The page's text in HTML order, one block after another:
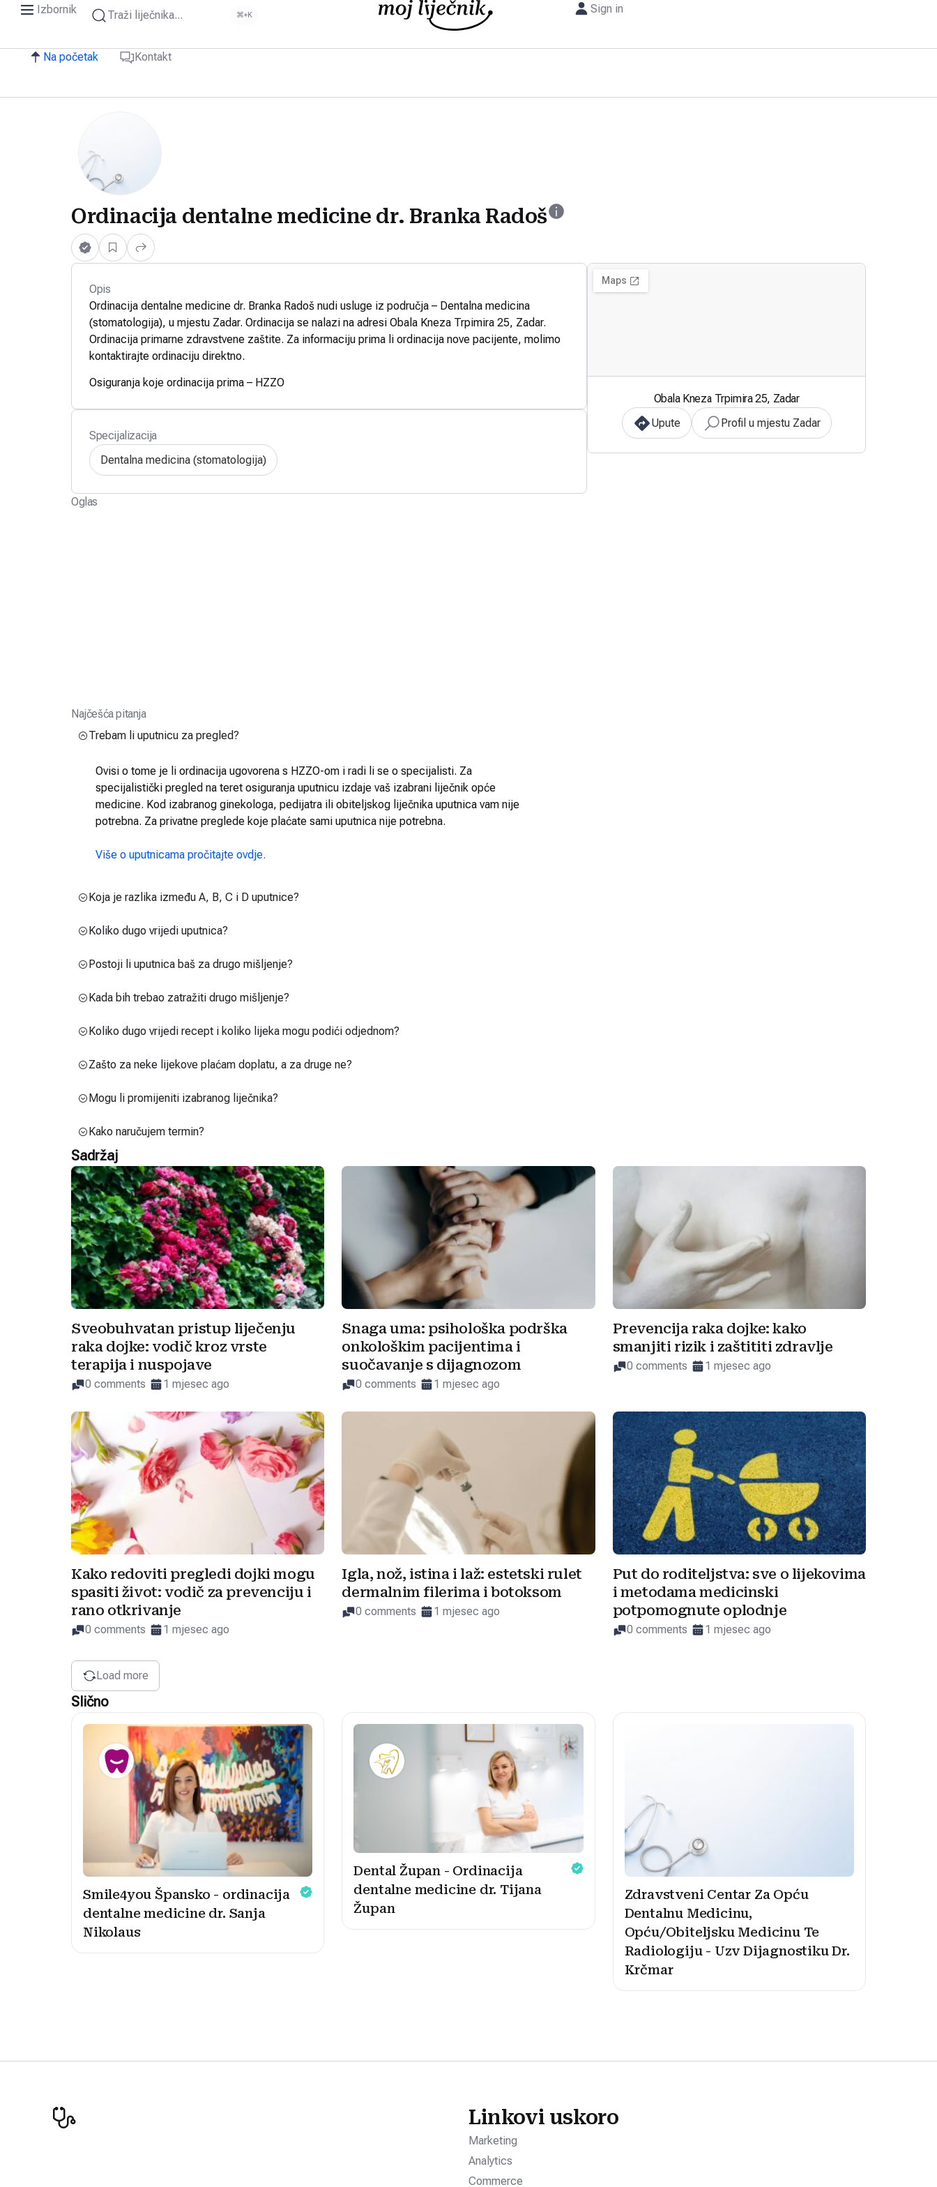
Izbornik Traži liječnika... ⌘+K Sign in
Na početak Kontakt
Ordinacija dentalne medicine dr. Branka Radoš
Opis
Ordinacija dentalne medicine dr. Branka Radoš nudi usluge iz područja – Dentalna medicina
(stomatologija), u mjestu Zadar. Ordinacija se nalazi na adresi Obala Kneza Trpimira 25, Zadar.
Ordinacija primarne zdravstvene zaštite. Za informaciju prima li ordinacija nove pacijente, molimo
kontaktirajte ordinaciju direktno.
Osiguranja koje ordinacija prima – HZZO
Specijalizacija
Dentalna medicina (stomatologija)
Oglas
Obala Kneza Trpimira 25, Zadar
Upute
Profil u mjestu Zadar
Najčešća pitanja
Trebam li uputnicu za pregled?
Ovisi o tome je li ordinacija ugovorena s HZZO-om i radi li se o specijalisti. Za
specijalistički pregled na teret osiguranja uputnicu izdaje vaš izabrani liječnik opće
medicine. Kod izabranog ginekologa, pedijatra ili obiteljskog liječnika uputnica vam nije
potrebna. Za privatne preglede koje plaćate sami uputnica nije potrebna.
Više o uputnicama pročitajte ovdje.
Koja je razlika između A, B, C i D uputnice?
Koliko dugo vrijedi uputnica?
Postoji li uputnica baš za drugo mišljenje?
Kada bih trebao zatražiti drugo mišljenje?
Koliko dugo vrijedi recept i koliko lijeka mogu podići odjednom?
Zašto za neke lijekove plaćam doplatu, a za druge ne?
Mogu li promijeniti izabranog liječnika?
Kako naručujem termin?
Sadržaj
Sveobuhvatan pristup liječenju
raka dojke: vodič kroz vrste
terapija i nuspojave
0 comments 1 mjesec ago
Snaga uma: psihološka podrška
onkološkim pacijentima i
suočavanje s dijagnozom
0 comments 1 mjesec ago
Prevencija raka dojke: kako
smanjiti rizik i zaštititi zdravlje
0 comments 1 mjesec ago
Kako redoviti pregledi dojki mogu
spasiti život: vodič za prevenciju i
rano otkrivanje
0 comments 1 mjesec ago
Igla, nož, istina i laž: estetski rulet
dermalnim filerima i botoksom
0 comments 1 mjesec ago
Put do roditeljstva: sve o lijekovima
i metodama medicinski
potpomognute oplodnje
0 comments 1 mjesec ago
Load more
Slično
Smile4you Špansko - ordinacija
dentalne medicine dr. Sanja
Nikolaus
Dental Župan - Ordinacija
dentalne medicine dr. Tijana
Župan
Zdravstveni Centar Za Opću
Dentalnu Medicinu,
Opću/Obiteljsku Medicinu Te
Radiologiju - Uzv Dijagnostiku Dr.
Krčmar
Linkovi uskoro
Marketing
Analytics
Commerce